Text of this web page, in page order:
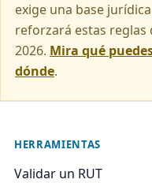
exige una base
reforzará estas reglas
2026. Mira qué
dónde.
HERRAMIENTAS
Validar un RUT